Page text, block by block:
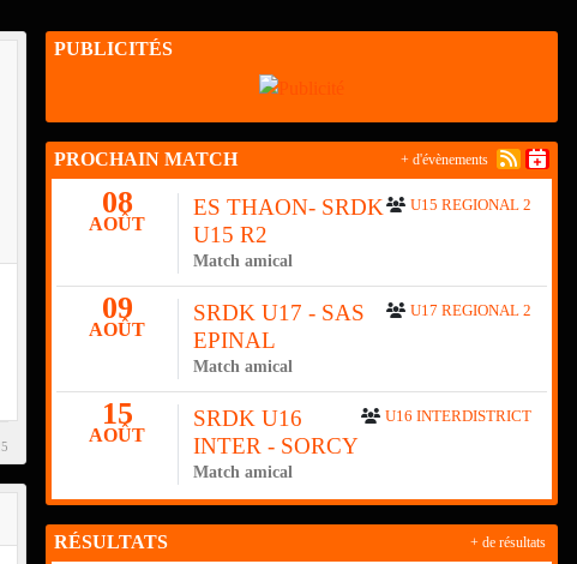
PUBLICITÉS
PROCHAIN MATCH
08
AOÛT
U15 REGIONAL 2
ES THAON- SRDK
U15 R2
Match amical
09
AOÛT
U17 REGIONAL 2
SRDK U17 - SAS
EPINAL
Match amical
15
AOÛT
U16 INTERDISTRICT
SRDK U16
INTER - SORCY
Match amical
+ d'évènements
RÉSULTATS + de résultats